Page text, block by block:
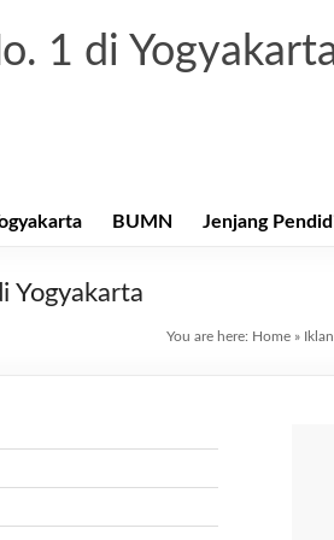
1 di
BUMN Jenjang
Yogyakarta
You are here: Home » Iklan